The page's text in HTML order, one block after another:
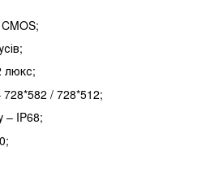
люкс;
728*582 / 728*512;
– IP68;